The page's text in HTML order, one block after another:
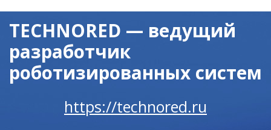
TECHNORED — ведущий
разработчик
роботизированных систем
https://technored.ru